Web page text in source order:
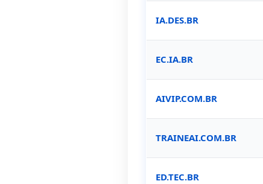
IA.DES.BR
EC.IA.BR
AIVIP.COM.BR
TRAINEAI.COM.BR
ED.TEC.BR